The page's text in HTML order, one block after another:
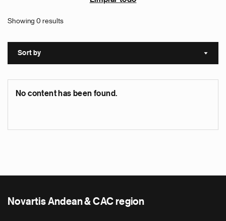
Showing 0 results
Sort by Sort
No content has been found.
Novartis Andean & CAC region